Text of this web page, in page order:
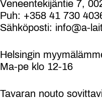
Veneentekijäntie 7,
Puh: +358 41 730
Sähköposti: info@a-
Helsingin
Ma-pe klo 12-16
Tavaran nouto